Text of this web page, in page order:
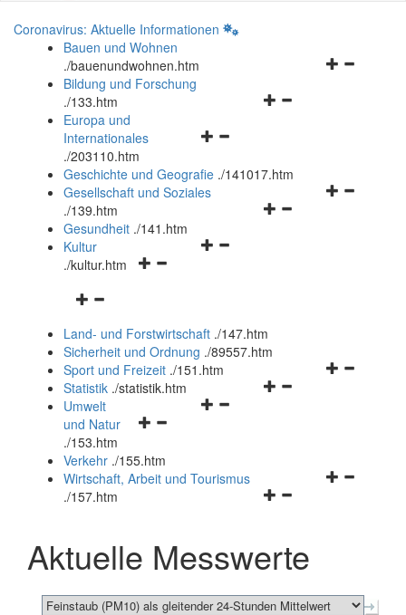
Coronavirus: Aktuelle Informationen
Bauen und Wohnen
./bauenundwohnen.htm
Navigationsmenü
Bildung und Forschung
./133.htm
Navigationsmenü
und
schließen
Europa und
Internationales
./203110.htm
Geschichte und Geografie ./141017.htm
Navigationsmenü
Gesellschaft und Soziales
./139.htm
Navigationsmenü
Gesundheit ./141.htm
Navigationsmenü
Kultur
./kultur.htm
Navigationsmenü
und
schließen
Land- und Forstwirtschaft ./147.htm
Sicherheit und Ordnung ./89557.htm
Navigationsmenü
Sport und Freizeit ./151.htm
Navigationsmenü
Statistik ./statistik.htm
Navigationsmenü
und
schließen
Umwelt
und Natur
./153.htm
Verkehr ./155.htm
Navigationsmenü
schließen
Wirtschaft, Arbeit und Tourismus
./157.htm
Aktuelle Messwerte